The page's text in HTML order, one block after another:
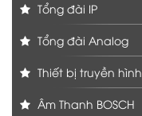
Tổng đài IP
Tổng đài Analog
Thiết bị truyền hình
Âm Thanh BOSCH